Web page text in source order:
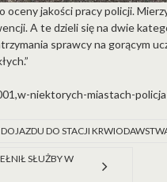
jakości pracy policji.
A te dzieli się na dwie
sprawcy na
niektorych-miastach-
DO STACJI
SŁUŻBY W